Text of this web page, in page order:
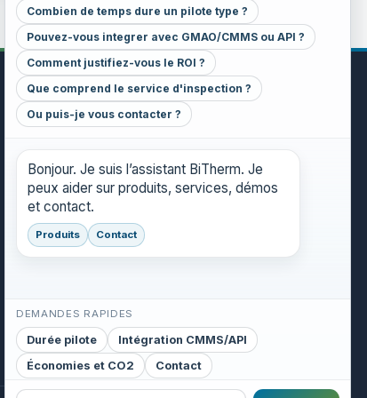
CONTACT
danthony@bitherm.com
HEAD OFFICE
Memphis, TN 38141 (USA)
Combien de temps dure un pilote type ?
Pouvez-vous integrer avec GMAO/CMMS ou API ?
Comment justifiez-vous le ROI ?
Que comprend le service d'inspection ?
Ou puis-je vous contacter ?
Bonjour. Je suis l’assistant BiTherm. Je
peux aider sur produits, services, démos
et contact.
Produits Contact
DEMANDES RAPIDES
Durée pilote
Intégration CMMS/API
Économies et CO2
Contact